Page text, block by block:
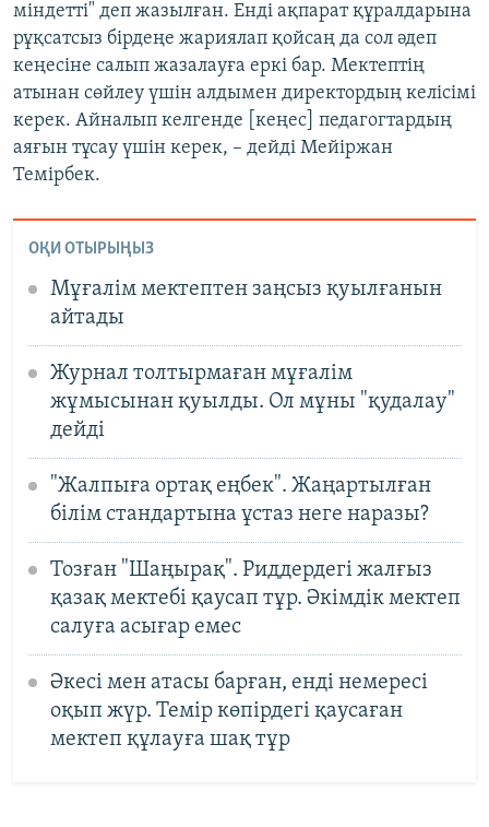
міндетті" деп жазылған. Енді ақпарат құралдарына
рұқсатсыз бірдеңе жариялап қойсаң да сол әдеп
кеңесіне салып жазалауға еркі бар. Мектептің
атынан сөйлеу үшін алдымен директордың келісімі
керек. Айналып келгенде [кеңес] педагогтардың
аяғын тұсау үшін керек, – дейді Мейіржан
Темірбек.
ОҚИ ОТЫРЫҢЫЗ
Мұғалім мектептен заңсыз қуылғанын
айтады
Журнал толтырмаған мұғалім
жұмысынан қуылды. Ол мұны "қудалау"
дейді
"Жалпыға ортақ еңбек". Жаңартылған
білім стандартына ұстаз неге наразы?
Тозған "Шаңырақ". Риддердегі жалғыз
қазақ мектебі қаусап тұр. Әкімдік мектеп
салуға асығар емес
Әкесі мен атасы барған, енді немересі
оқып жүр. Темір көпірдегі қаусаған
мектеп құлауға шақ тұр